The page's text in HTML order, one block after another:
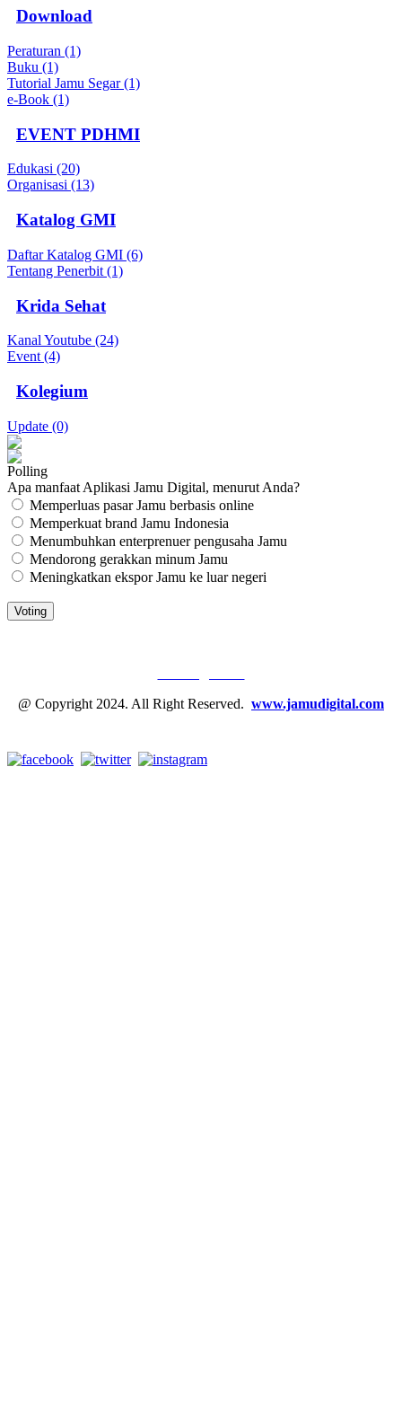
Download
Peraturan (1)
Buku (1)
Tutorial Jamu Segar (1)
e-Book (1)
EVENT PDHMI
Edukasi (20)
Organisasi (13)
Katalog GMI
Daftar Katalog GMI (6)
Tentang Penerbit (1)
Krida Sehat
Kanal Youtube (24)
Event (4)
Kolegium
Update (0)
Polling
Apa manfaat Aplikasi Jamu Digital, menurut Anda?
Memperluas pasar Jamu berbasis online
Memperkuat brand Jamu Indonesia
Menumbuhkan enterprenuer pengusaha Jamu
Mendorong gerakkan minum Jamu
Meningkatkan ekspor Jamu ke luar negeri
@ Copyright 2024. All Right Reserved. www.jamudigital.com